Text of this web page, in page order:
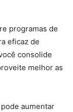
programas de
eficaz de
consolide
melhor as
aumentar